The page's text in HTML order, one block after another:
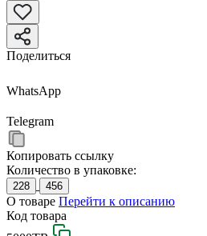
Поделиться
WhatsApp
Telegram
Копировать ссылку
Количество в упаковке:
228 456
О товаре Перейти к описанию
Код товара